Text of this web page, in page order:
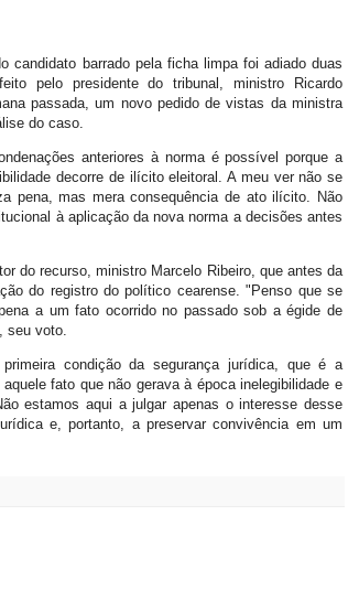
candidato barrado pela ficha limpa foi adiado duas
pelo presidente do tribunal, ministro Ricardo
passada, um novo pedido de vistas da ministra
do caso.
anteriores à norma é possível porque a
decorre de ilícito eleitoral. A meu ver não se
pena, mas mera consequência de ato ilícito. Não
à aplicação da nova norma a decisões antes
do recurso, ministro Marcelo Ribeiro, que antes da
do registro do político cearense. "Penso que se
a um fato ocorrido no passado sob a égide de
seu voto.
condição da segurança jurídica, que é a
fato que não gerava à época inelegibilidade e
estamos aqui a julgar apenas o interesse desse
e, portanto, a preservar convivência em um